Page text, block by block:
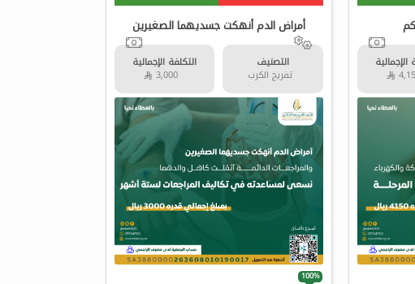
الإجمالية
أمراض الدم أنهكت جسديهما الصغيرين
التصنيف
تفريج الكرب
التكلفة الإجمالية
100%